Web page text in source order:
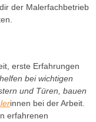
der Malerfachbetrieb
erste Erfahrungen
bei wichtigen
und Türen, bauen
innen bei der Arbeit.
erfahrenen